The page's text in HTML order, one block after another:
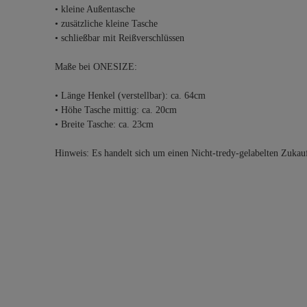
• kleine Außentasche
• zusätzliche kleine Tasche
• schließbar mit Reißverschlüssen
Maße bei ONESIZE:
• Länge Henkel (verstellbar): ca. 64cm
• Höhe Tasche mittig: ca. 20cm
• Breite Tasche: ca. 23cm
Hinweis: Es handelt sich um einen Nicht-tredy-gelabelten